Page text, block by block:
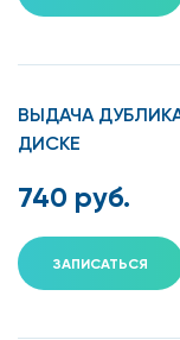
ВЫДАЧА
ДИСКЕ
740 руб.
ЗАПИСАТЬСЯ